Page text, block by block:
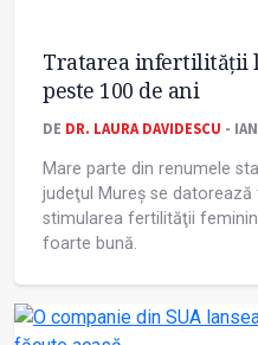
Tratarea infertilităţii
peste 100 de ani
DE DR. LAURA DAVIDESCU -
Mare parte din renumele
judeţul Mureș se
stimularea fertilităţii
foarte bună.